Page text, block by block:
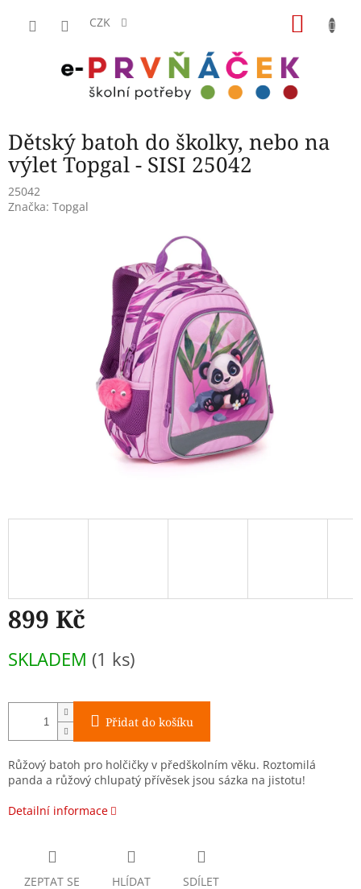
CZK
Dětský batoh do školky, nebo na
výlet Topgal - SISI 25042
25042
Značka: Topgal
899 Kč
cena:
SKLADEM (1 ks)
Přidat do košíku
Růžový batoh pro holčičky v předškolním věku. Roztomilá
panda a růžový chlupatý přívěsek jsou sázka na jistotu!
Detailní informace
ZEPTAT SE HLÍDAT SDÍLET